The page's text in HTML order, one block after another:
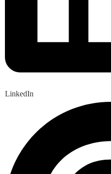
LinkedIn